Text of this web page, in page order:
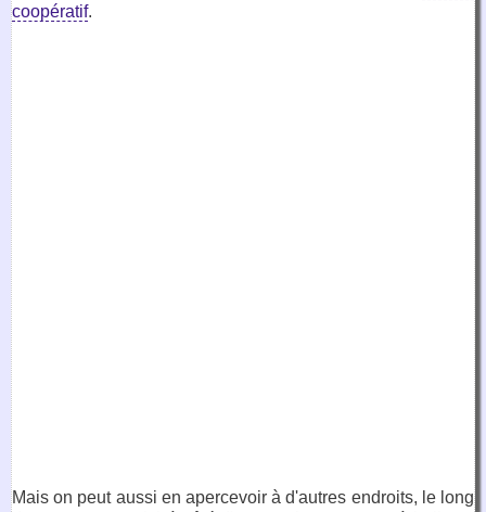
coopératif.
Mais on peut aussi en apercevoir à d'autres endroits, le long